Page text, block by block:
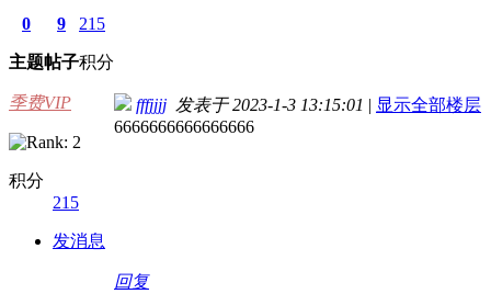
0
主题
9
帖子
215
积分
季费VIP
积分
215
发消息
fffjjjj 发表于 2023-1-3 13:15:01 | 显示全部楼层
6666666666666666
回复